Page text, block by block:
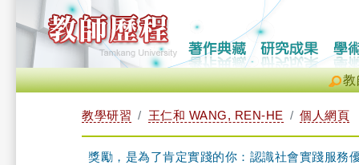
教
教學研習 王仁和 WANG, REN-HE 個人網頁
獎勵，是為了肯定實踐的你：認識社會實踐服務